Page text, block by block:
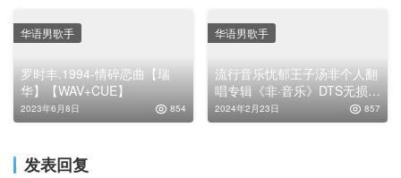
罗时丰.1994-情碎恋曲【瑞
华】【WAV+CUE】
2023年6月8日 854
华语男歌手
流行音乐忧郁王子汤非个人翻
唱专辑《非·音乐》DTS无损专
辑
2024年2月23日 857
华语男歌手
发表回复